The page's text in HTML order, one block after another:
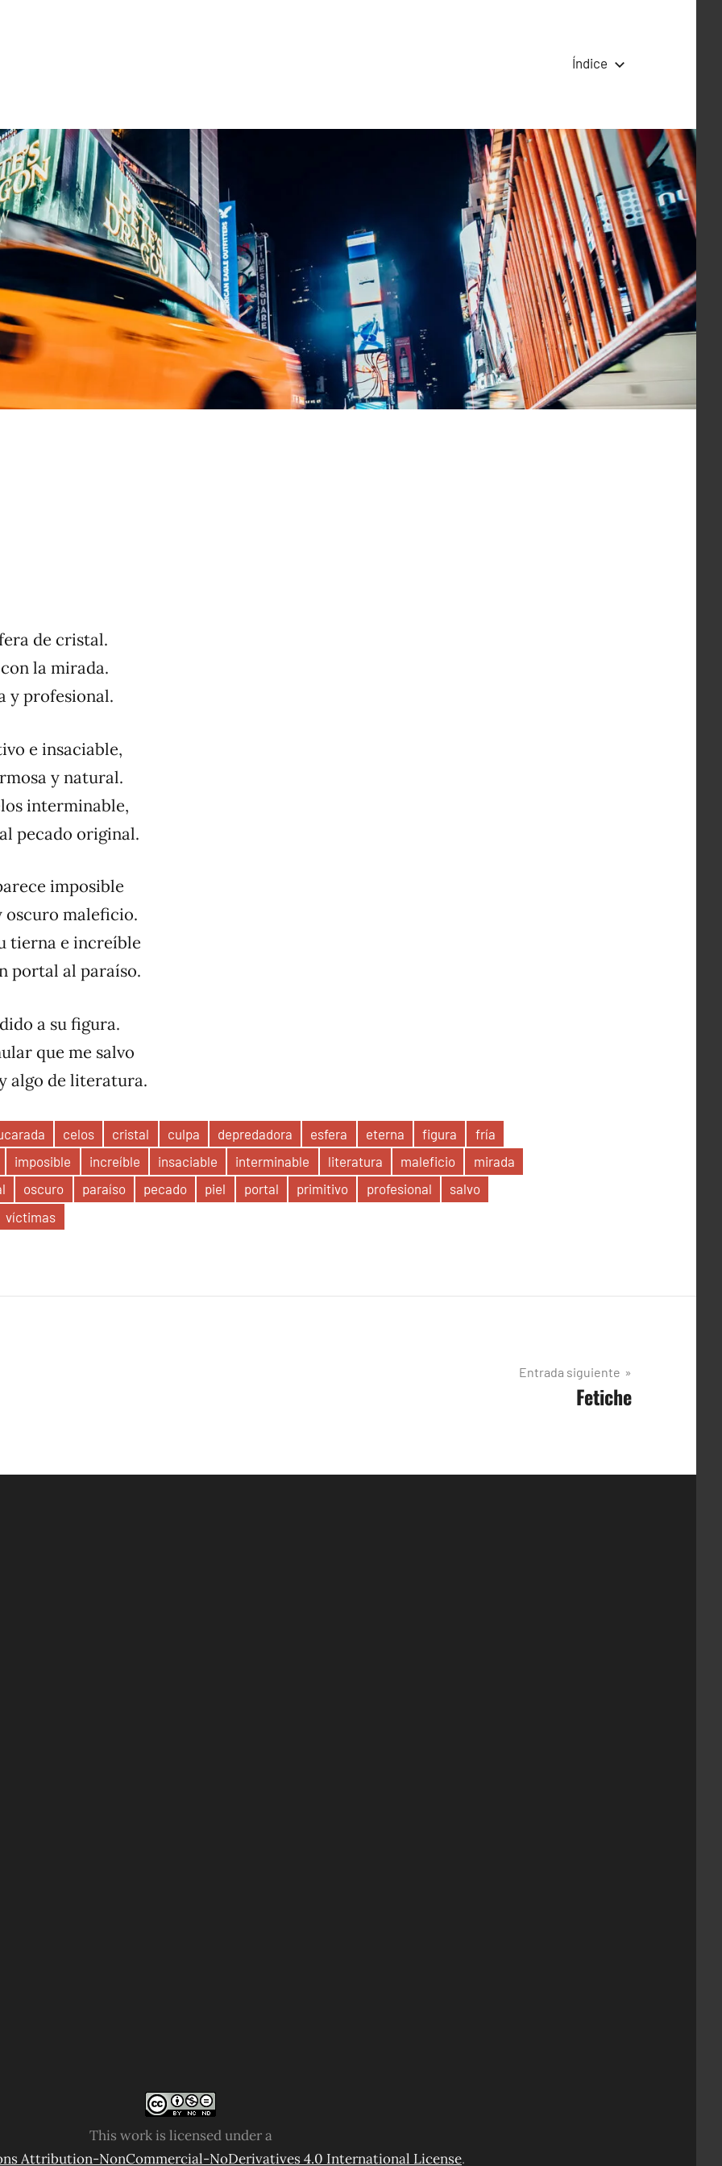
Índice
de cristal.
la mirada.
y profesional.
e insaciable,
y natural.
interminable,
pecado original.
imposible
oscuro maleficio.
tierna e increíble
portal al paraíso.
a su figura.
que me salvo
algo de literatura.
celos cristal culpa depredadora esfera eterna figura
fría
imposible increíble insaciable interminable literatura maleficio
mirada
oscuro paraíso pecado piel portal primitivo profesional
salvo
víctimas
Entrada siguiente
Fetiche
This work is licensed under a
Attribution-NonCommercial-NoDerivatives 4.0 International License.